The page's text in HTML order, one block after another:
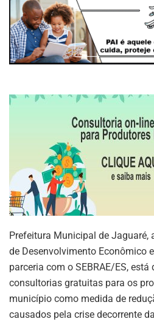
Prefeitura Municipal de Jaguaré,
de Desenvolvimento Econômico
parceria com o SEBRAE/ES,
consultorias gratuitas para os
município como medida de
causados pela crise decorrente